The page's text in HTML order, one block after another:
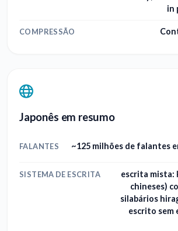
in
COMPRESSÃO
Japonês em resumo
FALANTES ~125 milhões de falantes
SISTEMA DE ESCRITA
escrita mista:
chineses)
silabários
escrito sem